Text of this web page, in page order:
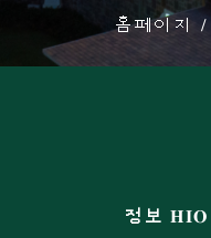
홈페이지
정보